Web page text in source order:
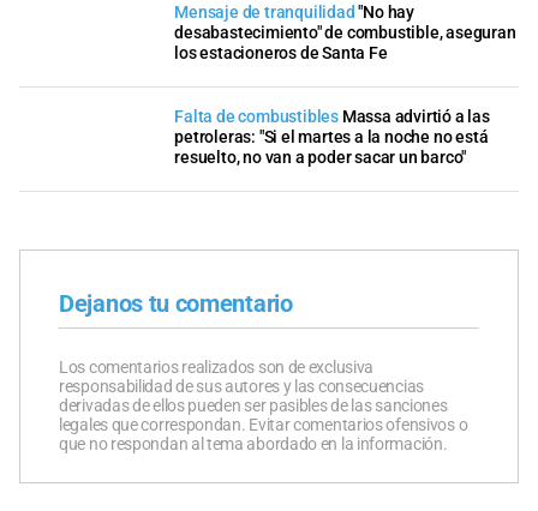
Mensaje de tranquilidad "No hay
desabastecimiento" de combustible, aseguran
los estacioneros de Santa Fe
Falta de combustibles Massa advirtió a las
petroleras: "Si el martes a la noche no está
resuelto, no van a poder sacar un barco"
Dejanos tu comentario
Los comentarios realizados son de exclusiva
responsabilidad de sus autores y las consecuencias
derivadas de ellos pueden ser pasibles de las sanciones
legales que correspondan. Evitar comentarios ofensivos o
que no respondan al tema abordado en la información.